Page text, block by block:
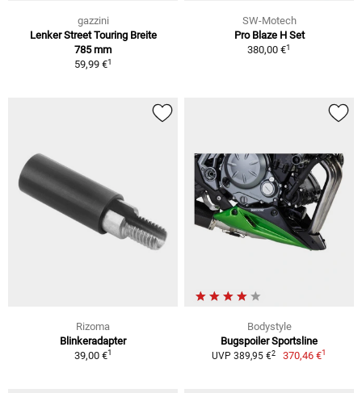
gazzini
Lenker Street Touring Breite
785 mm
59,99 €1
SW-Motech
Pro Blaze H Set
380,00 €1
Rizoma
Blinkeradapter
39,00 €1
Bodystyle
Bugspoiler Sportsline
UVP 389,95 €2 370,46 €1